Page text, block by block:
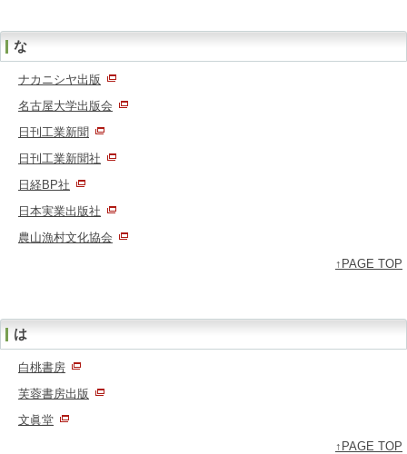
な
ナカニシヤ出版
名古屋大学出版会
日刊工業新聞
日刊工業新聞社
日経BP社
日本実業出版社
農山漁村文化協会
↑PAGE TOP
は
白桃書房
芙蓉書房出版
文眞堂
↑PAGE TOP